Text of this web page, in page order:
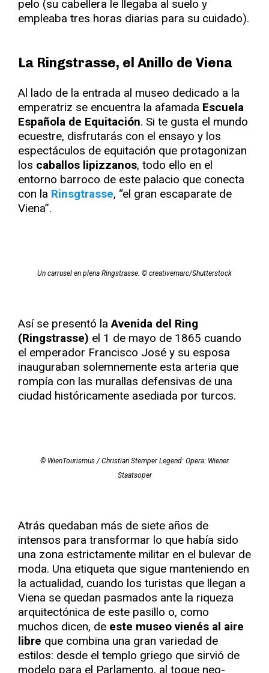
pelo (su cabellera le llegaba al suelo y
empleaba tres horas diarias para su cuidado).
La Ringstrasse, el Anillo de Viena
Al lado de la entrada al museo dedicado a la
emperatriz se encuentra la afamada Escuela
Española de Equitación. Si te gusta el mundo
ecuestre, disfrutarás con el ensayo y los
espectáculos de equitación que protagonizan
los caballos lipizzanos, todo ello en el
entorno barroco de este palacio que conecta
con la Rinsgtrasse, “el gran escaparate de
Viena”.
Un carrusel en plena Ringstrasse. © creativemarc/Shutterstock
Así se presentó laAvenida del Ring
(Ringstrasse) el 1 de mayo de 1865 cuando
el emperador Francisco José y su esposa
inauguraban solemnemente esta arteria que
rompía con las murallas defensivas de una
ciudad históricamente asediada por turcos.
© WienTourismus / Christian Stemper Legend: Opera: Wiener
Staatsoper
Atrás quedaban más de siete años de
intensos para transformar lo que había sido
una zona estrictamente militar en el bulevar de
moda. Una etiqueta que sigue manteniendo en
la actualidad, cuando los turistas que llegan a
Viena se quedan pasmados ante la riqueza
arquitectónica de este pasillo o, como
muchos dicen, de este museo vienés al aire
libre que combina una gran variedad de
estilos: desde el templo griego que sirvió de
modelo para el Parlamento, al toque neo-